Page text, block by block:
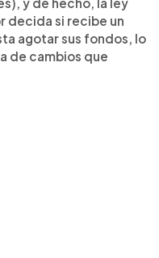
decida si recibe un
agotar sus fondos, lo
de cambios que